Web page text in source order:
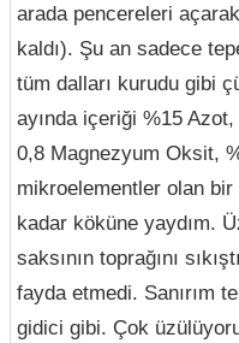
arada pencereleri
kaldı). Şu an sadece
tüm dalları kurudu gibi
ayında içeriği %15
0,8 Magnezyum Oksit,
mikroelementler olan
kadar köküne yaydım.
saksının toprağını
fayda etmedi. Sanırım
gidici gibi. Çok